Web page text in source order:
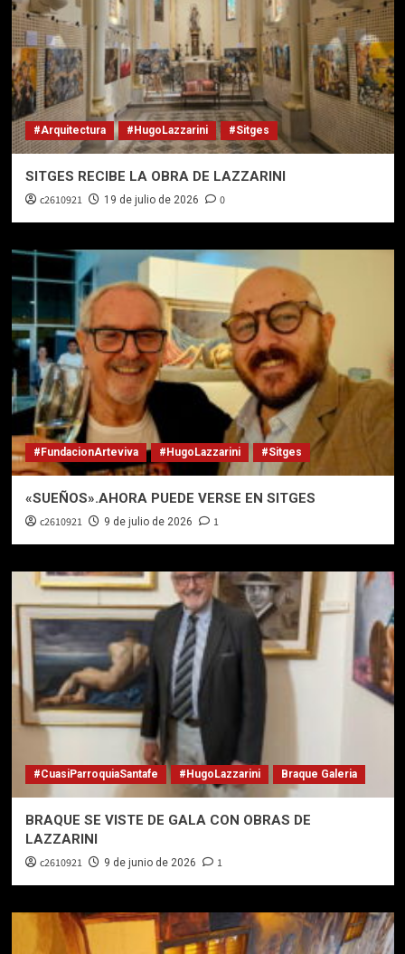
#Arquitectura #HugoLazzarini #Sitges
SITGES RECIBE LA OBRA DE LAZZARINI
c2610921 19 de julio de 2026 0
#FundacionArteviva #HugoLazzarini #Sitges
«SUEÑOS».AHORA PUEDE VERSE EN SITGES
c2610921 9 de julio de 2026 1
#CuasiParroquiaSantafe #HugoLazzarini Braque Galeria
BRAQUE SE VISTE DE GALA CON OBRAS DE
LAZZARINI
c2610921 9 de junio de 2026 1